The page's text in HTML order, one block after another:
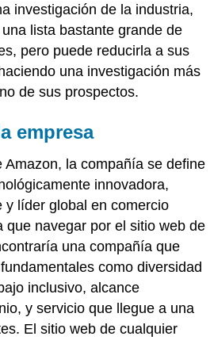
investigación de la industria,
lista bastante grande de
pero puede reducirla a sus
una investigación más
de sus prospectos.
empresa
Amazon, la compañía se define
innovadora,
y líder global en comercio
que navegar por el sitio web de
una compañía que
como diversidad
inclusivo, alcance
y servicio que llegue a una
El sitio web de cualquier